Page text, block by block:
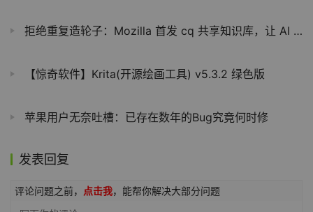
拒绝重复造轮子：Mozilla 首发 cq 共享知识库，让 AI 编程学会“抄作业”
【惊奇软件】Krita(开源绘画工具) v5.3.2 绿色版
苹果用户无奈吐槽：已存在数年的Bug究竟何时修
发表回复
评论问题之前， 点击我，能帮你解决大部分问题